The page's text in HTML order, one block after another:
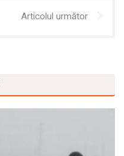
Articolul următor